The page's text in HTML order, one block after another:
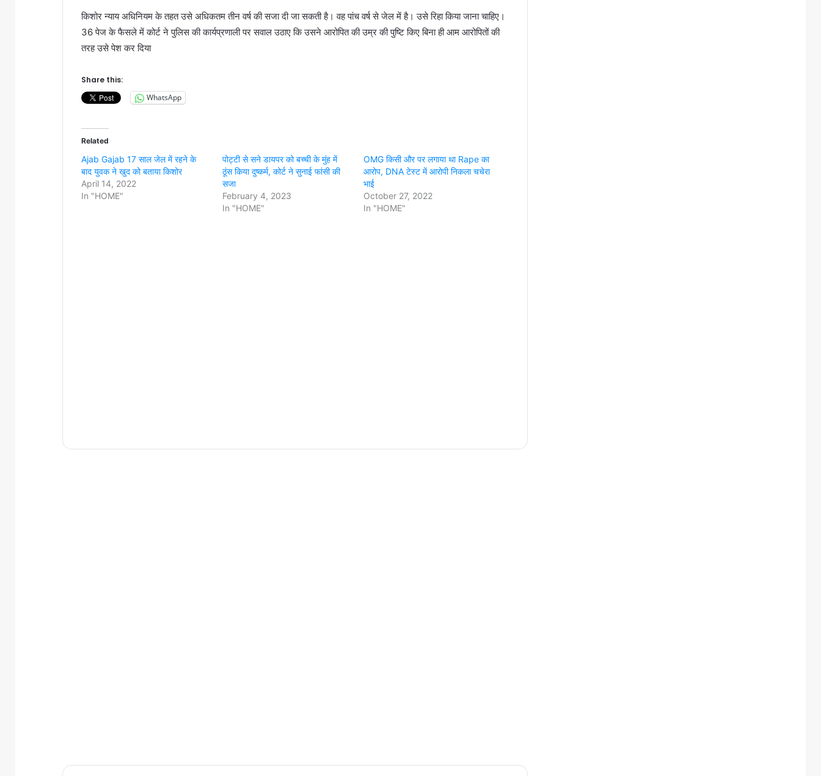
किशोर न्याय अधिनियम के तहत उसे अधिकतम तीन वर्ष की सजा दी जा सकती है। वह पांच वर्ष से जेल में है। उसे रिहा किया जाना चाहिए।
36 पेज के फैसले में कोर्ट ने पुलिस की कार्यप्रणाली पर सवाल उठाए कि उसने आरोपित की उम्र की पुष्टि किए बिना ही आम आरोपितों की
तरह उसे पेश कर दिया
Share this:
WhatsApp
Related
Ajab Gajab 17 साल जेल में रहने के
बाद युवक ने खुद को बताया किशोर
April 14, 2022
In "HOME"
पोट्टी से सने डायपर को बच्ची के मुंह में
ठूंस किया दुष्कर्म, कोर्ट ने सुनाई फांसी की
सजा
February 4, 2023
In "HOME"
OMG किसी और पर लगाया था Rape का
आरोप, DNA टेस्ट में आरोपी निकला चचेरा
भाई
October 27, 2022
In "HOME"